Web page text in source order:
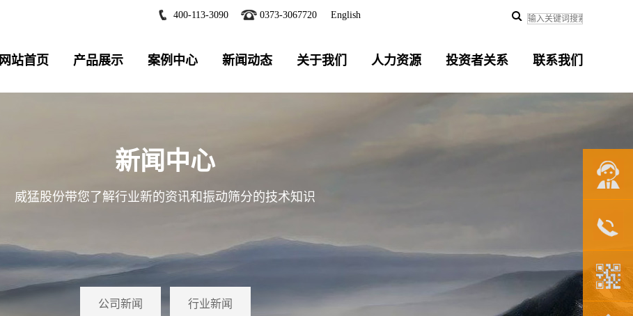
400-113-3090 0373-3067720 English
网站首页 产品展示 案例中心 新闻动态 关于我们 人力资源 投资者关系 联系我们
新闻中心
威猛股份带您了解行业新的资讯和振动筛分的技术知识
公司新闻 行业新闻
联系我们